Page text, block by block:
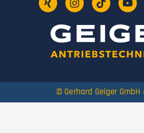
© Gerhard Geiger GmbH